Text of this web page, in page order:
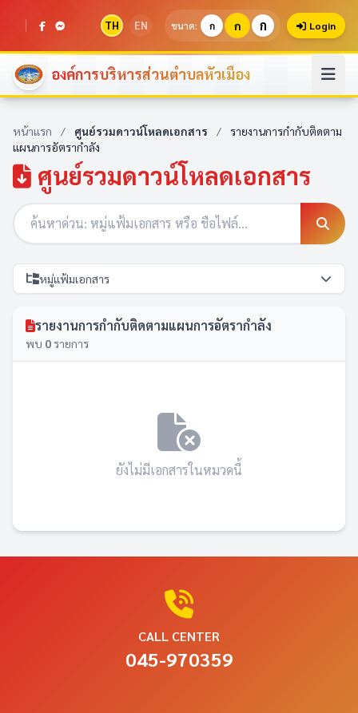
TH EN ขนาด: ก ก ก Login
องค์การบริหารส่วนตำบลหัวเมือง
หน้าแรก / ศูนย์รวมดาวน์โหลดเอกสาร /
รายงานการกำกับติดตาม
แผนการอัตรากำลัง
ศูนย์รวมดาวน์โหลดเอกสาร
หมู่แฟ้มเอกสาร
รายงานการกำกับติดตามแผนการอัตรากำลัง
พบ 0 รายการ
ยังไม่มีเอกสารในหมวดนี้
CALL CENTER
045-970359